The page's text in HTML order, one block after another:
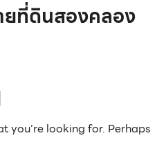
ยที่ดินสองคลอง
you’re looking for. Perhaps